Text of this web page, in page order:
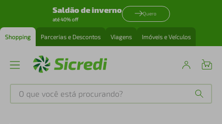
Saldão de inverno
até 40% off
Quero
Shopping Parcerias e Descontos Viagens Imóveis e Veículos
O que você está procurando?